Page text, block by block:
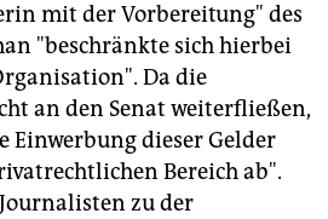
mit der Vorbereitung" des
"beschränkte sich hierbei
Da die
an den Senat weiterfließen,
Einwerbung dieser Gelder
Bereich ab".
zu der